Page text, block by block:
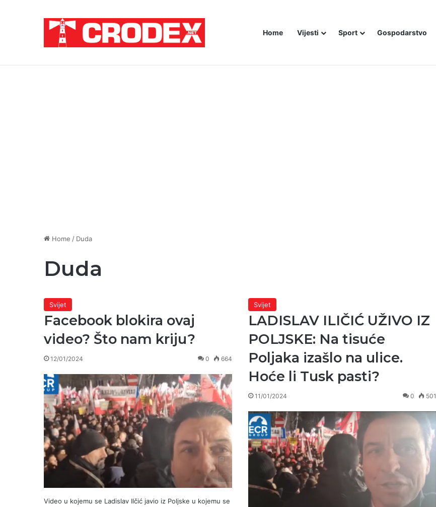
Home Vijesti Sport Gospodarstvo
Home / Duda
Duda
Svijet
Facebook blokira ovaj
video? Što nam kriju?
12/01/2024 0 664
Video u kojemu se Ladislav Ilčić javio iz Poljske u kojemu se
Svijet
LADISLAV ILIČIĆ UŽIVO IZ
POLJSKE: Na tisuće
Poljaka izašlo na ulice.
Hoće li Tusk pasti?
11/01/2024 0 501